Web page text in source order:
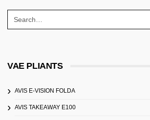
VAE PLIANTS
AVIS E-VISION FOLDA
AVIS TAKEAWAY E100